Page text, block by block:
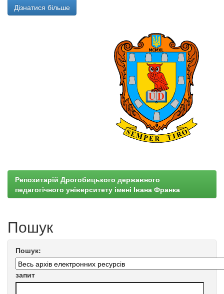
Дізнатися більше
Репозитарій Дрогобицького державного
педагогічного університету імені Івана Франка
Пошук
Пошук:
запит